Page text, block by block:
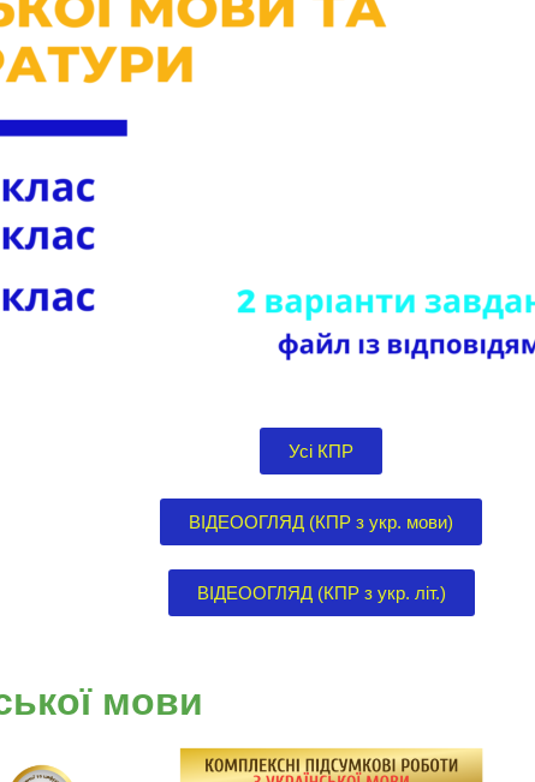
Усі КПР
ВІДЕООГЛЯД (КПР з укр. мови)
ВІДЕООГЛЯД (КПР з укр. літ.)
мови